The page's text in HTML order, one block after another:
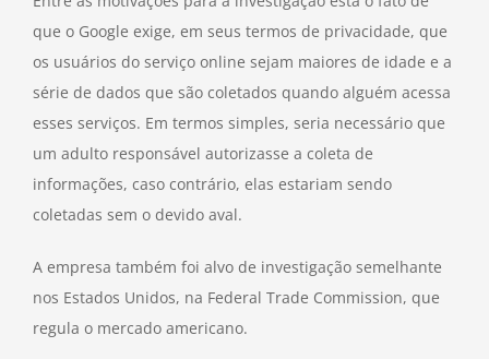
que o Google exige, em seus termos de privacidade, que
os usuários do serviço online sejam maiores de idade e a
série de dados que são coletados quando alguém acessa
esses serviços. Em termos simples, seria necessário que
um adulto responsável autorizasse a coleta de
informações, caso contrário, elas estariam sendo
coletadas sem o devido aval.
A empresa também foi alvo de investigação semelhante
nos Estados Unidos, na Federal Trade Commission, que
regula o mercado americano.